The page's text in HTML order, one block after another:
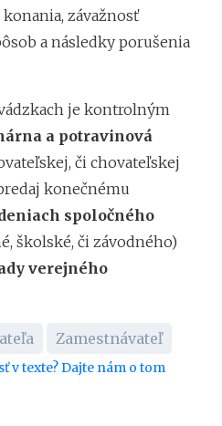
závažnosť
a následky porušenia
je kontrolným
a potravinová
či chovateľskej
konečnému
spoločného
školské, či závodného)
verejného
Zamestnávateľ
v texte? Dajte nám o tom